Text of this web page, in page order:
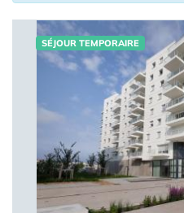
SÉJOUR TEMPORAIRE